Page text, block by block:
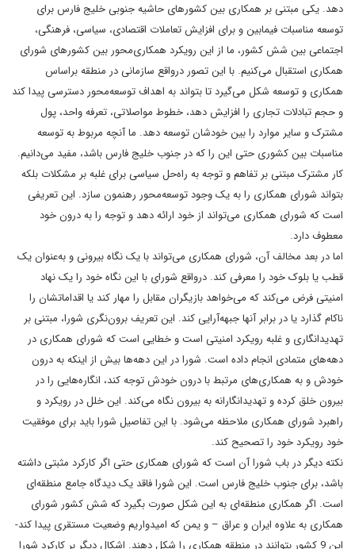
دهد. یکی مبتنی بر همکاری بین کشورهای حاشیه جنوبی خلیج فارس برای
توسعه مناسبات فیمابین و برای افزایش تعاملات اقتصادی، سیاسی، فرهنگی،
اجتماعی بین شش کشور، ما از این رویکرد همکاری‌محور بین کشورهای شورای
همکاری استقبال می‌کنیم. با این تصور در‌واقع سازمانی در منطقه براساس
همکاری و توسعه شکل می‌گیرد تا بتواند به اهداف توسعه‌محور دسترسی پیدا کند
و حجم تبادلات تجاری را افزایش دهد، خطوط مواصلاتی، تعرفه واحد، پول
مشترک و سایر موارد را بین خودشان توسعه دهد. ما آنچه مربوط به توسعه
مناسبات بین کشوری حتی این را که در جنوب خلیج فارس باشد، مفید می‌دانیم.
کار مشترک مبتنی بر تفاهم و توجه به راه‌حل سیاسی برای غلبه بر مشکلات بلکه
بتواند شورای همکاری را به یک وجود توسعه‌محور رهنمون سازد. این تعریفی
است که شورای همکاری می‌تواند از خود ارائه دهد و توجه را به درون خود
معطوف دارد.
اما در بعد مخالف آن، شورای همکاری می‌تواند با یک نگاه بیرونی و به‌عنوان یک
قطب یا بلوک خود را معرفی کند. در‌واقع شورای با این نگاه خود را یک نهاد
امنیتی فرض می‌کند که می‌خواهد بازیگران مقابل را مهار کند یا اقداماتشان را
ناکام گذارد یا در برابر آنها جبهه‌آرایی کند. این تعریف برون‌نگری شورا، مبتنی بر
تهدیدانگاری و غلبه رویکرد امنیتی است و خطایی است که شورای همکاری در
دهه‌های متمادی انجام داده است. شورا در این دهه‌ها بیش از اینکه به درون
خودش و به همکاری‌های مرتبط با درون خودش توجه کند، انگاره‌هایی را در
بیرون خلق کرده و تهدیدانگارانه به بیرون نگاه می‌کند. این خلل در رویکرد و
راهبرد شورای همکاری ملاحظه می‌شود. با این تفاصیل شورا باید برای موفقیت
خود رویکرد خود را تصحیح کند.
نکته دیگر در باب شورا آن است که شورای همکاری حتی اگر کارکرد مثبتی داشته
باشد، برای جنوب خلیج فارس است. این شورا فاقد یک دیدگاه جامع منطقه‌ای
است. اگر همکاری منطقه‌ای به این شکل صورت بگیرد که شش کشور شورای
همکاری به علاوه ایران و عراق – و یمن که امیدواریم وضعیت مستقری پیدا کند-